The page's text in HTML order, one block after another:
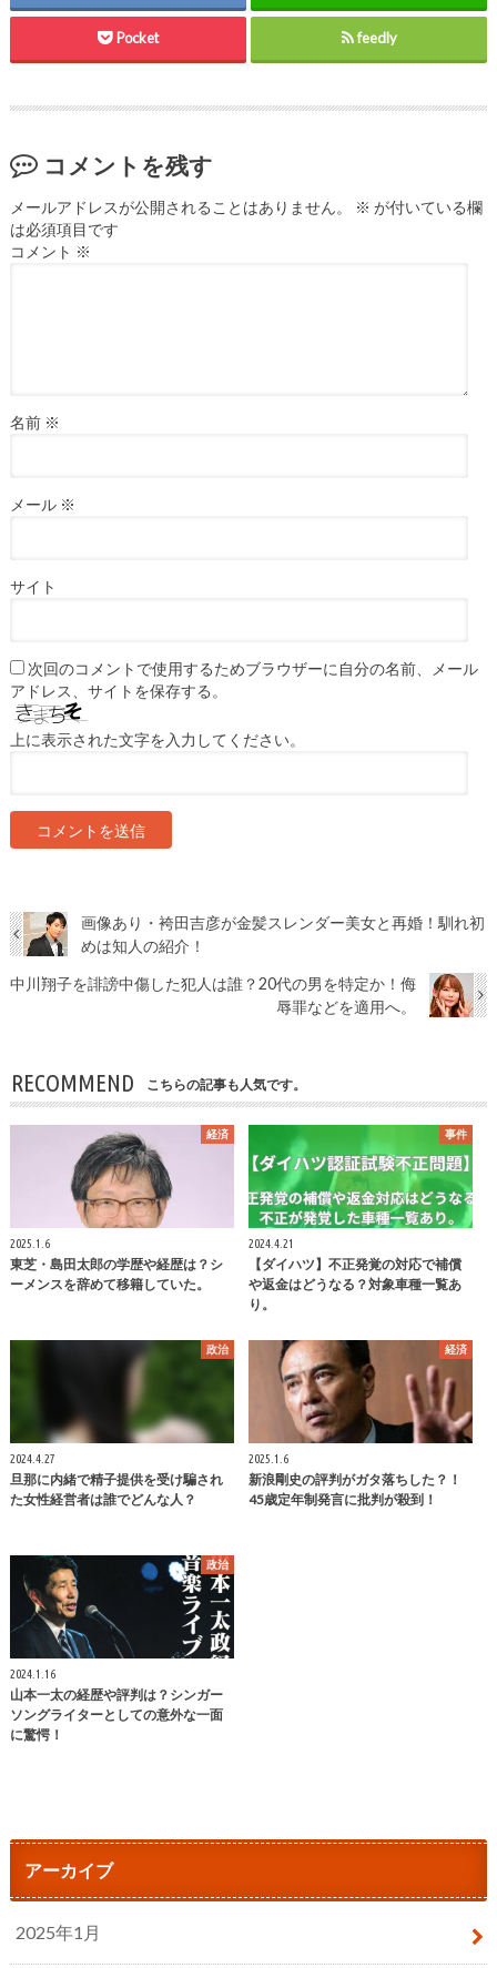
Pocket feedly
コメントを残す
メールアドレスが公開されることはありません。 ※ が付いている欄
は必須項目です
コメント ※
名前 ※
メール ※
サイト
次回のコメントで使用するためブラウザーに自分の名前、メール
アドレス、サイトを保存する。
上に表示された文字を入力してください。
画像あり・袴田吉彦が金髪スレンダー美女と再婚！馴れ初
めは知人の紹介！
中川翔子を誹謗中傷した犯人は誰？20代の男を特定か！侮
辱罪などを適用へ。
RECOMMEND こちらの記事も人気です。
経済
2025.1.6
東芝・島田太郎の学歴や経歴は？シ
ーメンスを辞めて移籍していた。
事件
2024.4.21
【ダイハツ】不正発覚の対応で補償
や返金はどうなる？対象車種一覧あ
り。
政治
2024.4.27
旦那に内緒で精子提供を受け騙され
た女性経営者は誰でどんな人？
経済
2025.1.6
新浪剛史の評判がガタ落ちした？！
45歳定年制発言に批判が殺到！
政治
2024.1.16
山本一太の経歴や評判は？シンガー
ソングライターとしての意外な一面
に驚愕！
アーカイブ
2025年1月